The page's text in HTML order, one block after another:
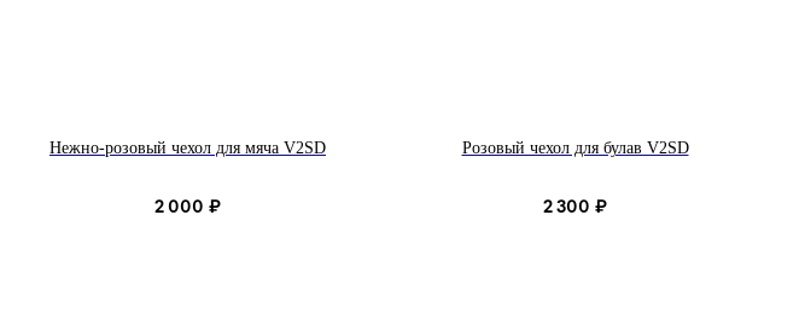
Нежно-розовый чехол для мяча V2SD
2 000 ₽
Розовый чехол для булав V2SD
2 300 ₽